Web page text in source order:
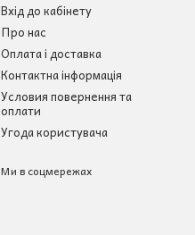
Вхід до кабінету
Про нас
Оплата і доставка
Контактна інформація
Условия повернення та
оплати
Угода користувача
Ми в соцмережах